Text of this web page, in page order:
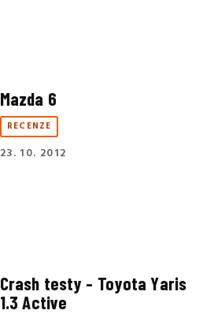
Mazda 6
RECENZE
23. 10. 2012
Crash testy - Toyota Yaris
1.3 Active